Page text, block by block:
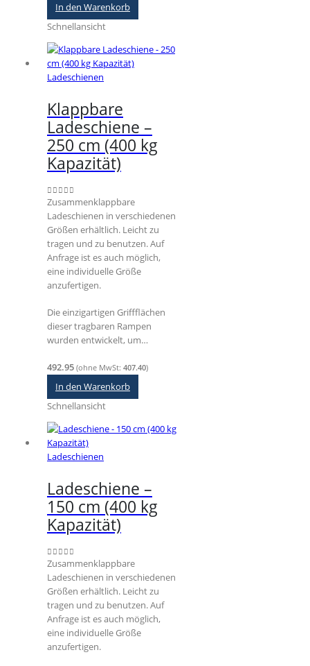
In den Warenkorb
Schnellansicht
Ladeschienen
Klappbare
Ladeschiene –
250 cm (400 kg
Kapazität)
0out of 5
Zusammenklappbare
Ladeschienen in verschiedenen
Größen erhältlich. Leicht zu
tragen und zu benutzen. Auf
Anfrage ist es auch möglich,
eine individuelle Größe
anzufertigen.
Die einzigartigen Griffflächen
dieser tragbaren Rampen
wurden entwickelt, um…
492.95 (ohne MwSt: 407.40)
In den Warenkorb
Schnellansicht
Ladeschienen
Ladeschiene –
150 cm (400 kg
Kapazität)
0out of 5
Zusammenklappbare
Ladeschienen in verschiedenen
Größen erhältlich. Leicht zu
tragen und zu benutzen. Auf
Anfrage ist es auch möglich,
eine individuelle Größe
anzufertigen.